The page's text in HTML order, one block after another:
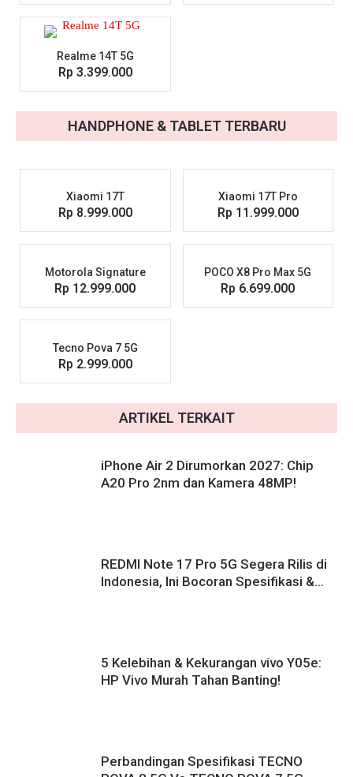
Realme 14T 5G
Rp 3.399.000
HANDPHONE & TABLET TERBARU
Xiaomi 17T
Rp 8.999.000
Xiaomi 17T Pro
Rp 11.999.000
Motorola Signature
Rp 12.999.000
POCO X8 Pro Max 5G
Rp 6.699.000
Tecno Pova 7 5G
Rp 2.999.000
ARTIKEL TERKAIT
iPhone Air 2 Dirumorkan 2027: Chip
A20 Pro 2nm dan Kamera 48MP!
REDMI Note 17 Pro 5G Segera Rilis di
Indonesia, Ini Bocoran Spesifikasi &
5 Kelebihan & Kekurangan vivo Y05e:
HP Vivo Murah Tahan Banting!
Perbandingan Spesifikasi TECNO